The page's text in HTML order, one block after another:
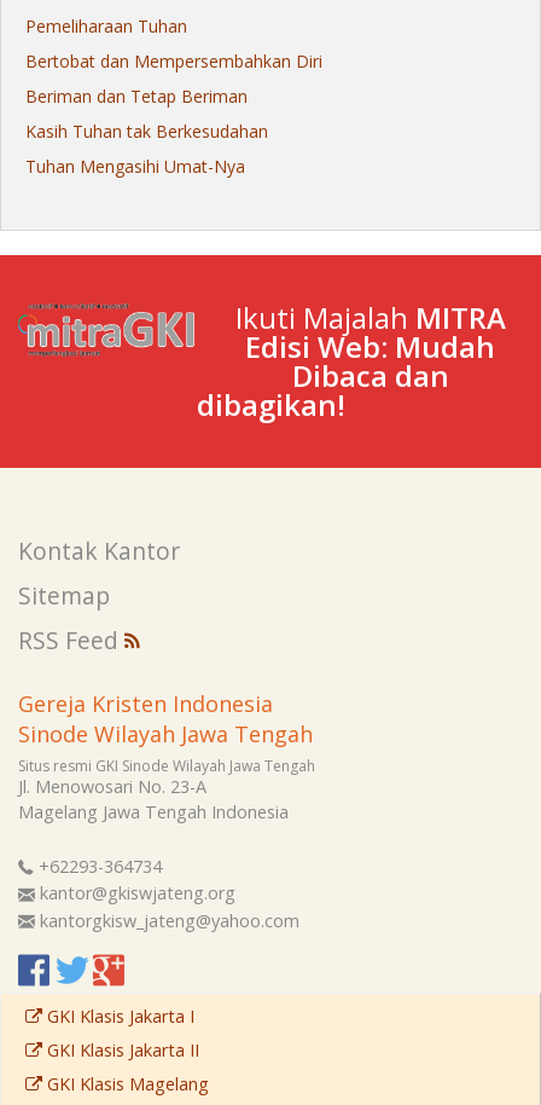
Pemeliharaan Tuhan
Bertobat dan Mempersembahkan Diri
Beriman dan Tetap Beriman
Kasih Tuhan tak Berkesudahan
Tuhan Mengasihi Umat-Nya
Ikuti Majalah MITRA
Edisi Web: Mudah
Dibaca dan
dibagikan!
Kontak Kantor
Sitemap
RSS Feed
Gereja Kristen Indonesia
Sinode Wilayah Jawa Tengah
Situs resmi GKI Sinode Wilayah Jawa Tengah
Jl. Menowosari No. 23-A
Magelang Jawa Tengah Indonesia
+62293-364734
kantor@gkiswjateng.org
kantorgkisw_jateng@yahoo.com
GKI Klasis Jakarta I
GKI Klasis Jakarta II
GKI Klasis Magelang